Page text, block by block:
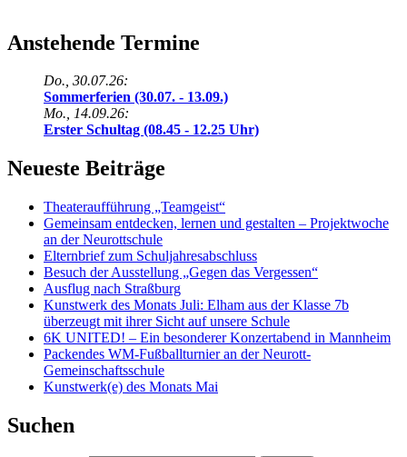
Anstehende Termine
Do., 30.07.26:
Sommerferien (30.07. - 13.09.)
Mo., 14.09.26:
Erster Schultag (08.45 - 12.25 Uhr)
Neueste Beiträge
Theateraufführung „Teamgeist“
Gemeinsam entdecken, lernen und gestalten – Projektwoche
an der Neurottschule
Elternbrief zum Schuljahresabschluss
Besuch der Ausstellung „Gegen das Vergessen“
Ausflug nach Straßburg
Kunstwerk des Monats Juli: Elham aus der Klasse 7b
überzeugt mit ihrer Sicht auf unsere Schule
6K UNITED! – Ein besonderer Konzertabend in Mannheim
Packendes WM-Fußballturnier an der Neurott-
Gemeinschaftsschule
Kunstwerk(e) des Monats Mai
Suchen